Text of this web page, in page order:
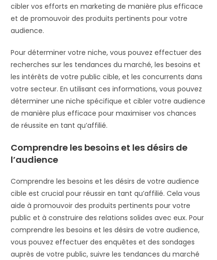
cibler vos efforts en marketing de manière plus efficace
et de promouvoir des produits pertinents pour votre
audience.
Pour déterminer votre niche, vous pouvez effectuer des
recherches sur les tendances du marché, les besoins et
les intérêts de votre public cible, et les concurrents dans
votre secteur. En utilisant ces informations, vous pouvez
déterminer une niche spécifique et cibler votre audience
de manière plus efficace pour maximiser vos chances
de réussite en tant qu’affilié.
Comprendre les besoins et les désirs de
l’audience
Comprendre les besoins et les désirs de votre audience
cible est crucial pour réussir en tant qu’affilié. Cela vous
aide à promouvoir des produits pertinents pour votre
public et à construire des relations solides avec eux. Pour
comprendre les besoins et les désirs de votre audience,
vous pouvez effectuer des enquêtes et des sondages
auprès de votre public, suivre les tendances du marché